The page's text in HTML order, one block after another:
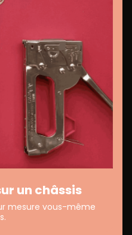
un châssis
mesure vous-même